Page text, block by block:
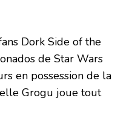
Dork Side of the
de Star Wars
en possession de la
Grogu joue tout